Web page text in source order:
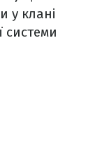
у клані
системи